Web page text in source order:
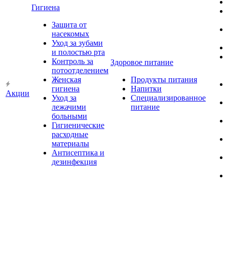
Акции
Гигиена
Защита от
насекомых
Уход за зубами
и полостью рта
Контроль за
потоотделением
Женская
гигиена
Уход за
лежачими
больными
Гигиенические
расходные
материалы
Антисептика и
дезинфекция
Здоровое питание
Продукты питания
Напитки
Специализированное
питание